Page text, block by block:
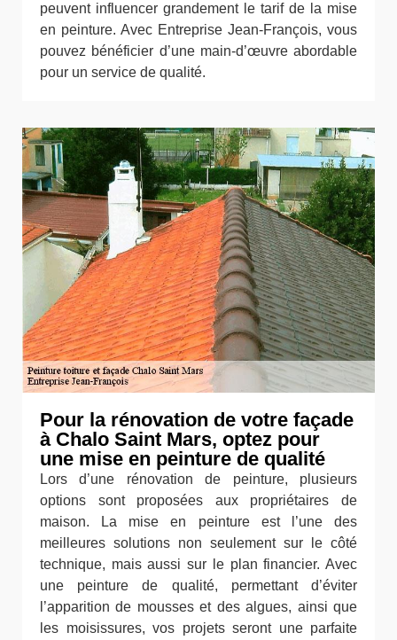
peuvent influencer grandement le tarif de la mise
en peinture. Avec Entreprise Jean-François, vous
pouvez bénéficier d’une main-d’œuvre abordable
pour un service de qualité.
Pour la rénovation de votre façade
à Chalo Saint Mars, optez pour
une mise en peinture de qualité
Lors d’une rénovation de peinture, plusieurs
options sont proposées aux propriétaires de
maison. La mise en peinture est l’une des
meilleures solutions non seulement sur le côté
technique, mais aussi sur le plan financier. Avec
une peinture de qualité, permettant d’éviter
l’apparition de mousses et des algues, ainsi que
les moisissures, vos projets seront une parfaite